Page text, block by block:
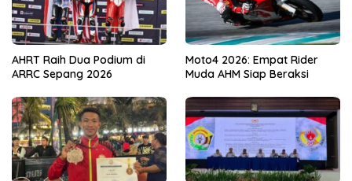
AHRT Raih Dua Podium di
ARRC Sepang 2026
Moto4 2026: Empat Rider
Muda AHM Siap Beraksi